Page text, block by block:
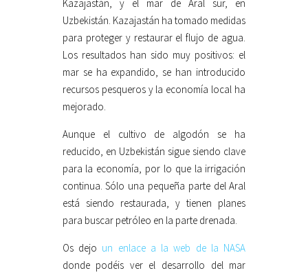
Kazajastán, y el mar de Aral sur, en
Uzbekistán. Kazajastán ha tomado medidas
para proteger y restaurar el flujo de agua.
Los resultados han sido muy positivos: el
mar se ha expandido, se han introducido
recursos pesqueros y la economía local ha
mejorado.
Aunque el cultivo de algodón se ha
reducido, en Uzbekistán sigue siendo clave
para la economía, por lo que la irrigación
continua. Sólo una pequeña parte del Aral
está siendo restaurada, y tienen planes
para buscar petróleo en la parte drenada.
Os dejo un enlace a la web de la NASA
donde podéis ver el desarrollo del mar